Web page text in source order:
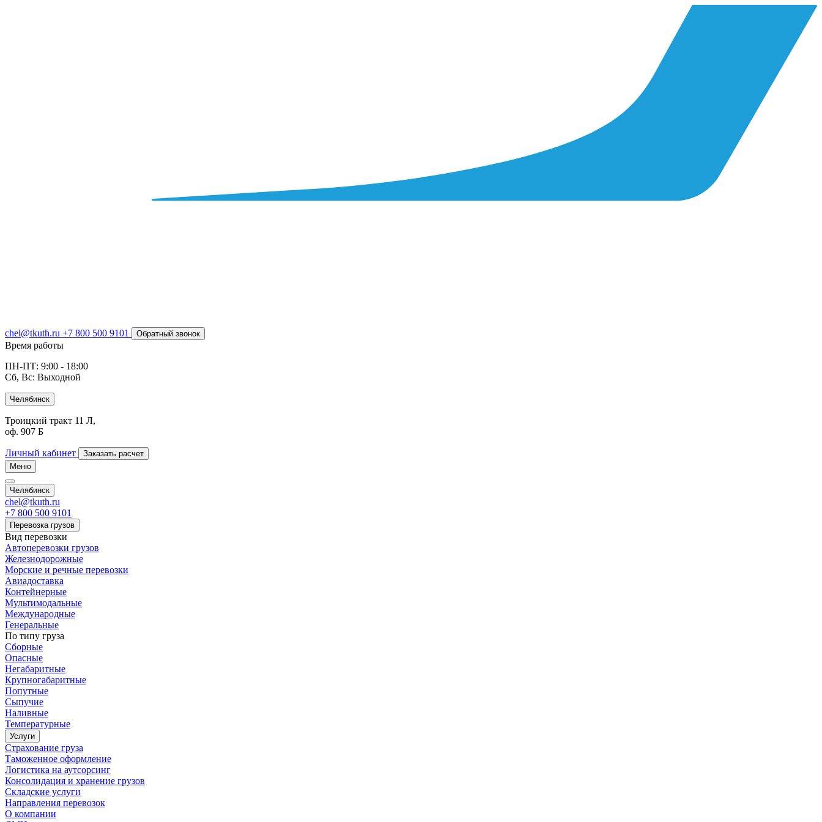
chel@tkuth.ru +7 800 500 9101 Обратный звонок
Время работы
ПН-ПТ: 9:00 - 18:00
Сб, Вс: Выходной
Челябинск
Троицкий тракт 11 Л,
оф. 907 Б
Личный кабинет
Заказать расчет
Меню
Челябинск
chel@tkuth.ru
+7 800 500 9101
Перевозка грузов
Вид перевозки
Автоперевозки грузов
Железнодорожные
Морские и речные перевозки
Авиадоставка
Контейнерные
Мультимодальные
Международные
Генеральные
По типу груза
Сборные
Опасные
Негабаритные
Крупногабаритные
Попутные
Сыпучие
Наливные
Температурные
Услуги
Страхование груза
Таможенное оформление
Логистика на аутсорсинг
Консолидация и хранение грузов
Складские услуги
Направления перевозок
О компании